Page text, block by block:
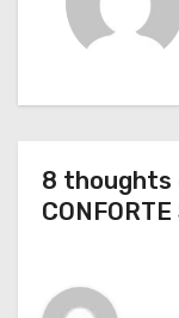
n
8 thoughts